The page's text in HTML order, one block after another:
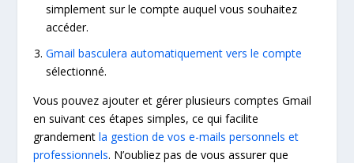
simplement sur le compte auquel vous souhaitez
accéder.
Gmail basculera automatiquement vers le compte
sélectionné.
Vous pouvez ajouter et gérer plusieurs comptes Gmail
en suivant ces étapes simples, ce qui facilite
grandementla gestion de vos e-mails personnels et
professionnels. N’oubliez pas de vous assurer que